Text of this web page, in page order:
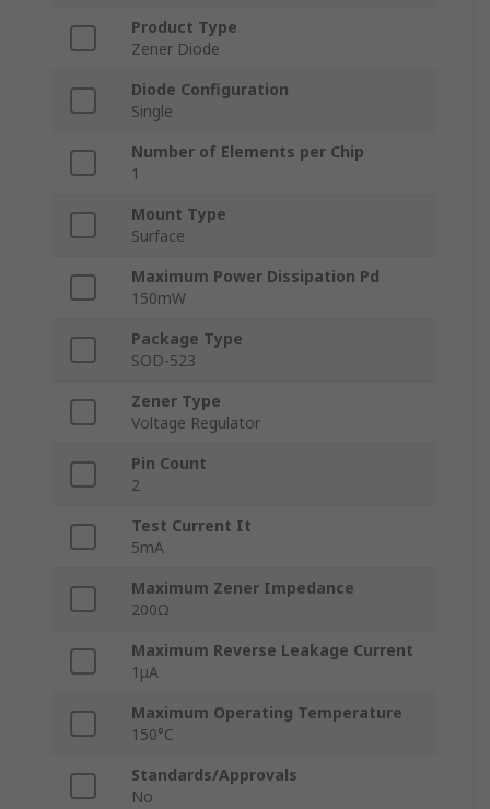
Product Type
Zener Diode
Diode Configuration
Single
Number of Elements per Chip
1
Mount Type
Surface
Maximum Power Dissipation Pd
150mW
Package Type
SOD-523
Zener Type
Voltage Regulator
Pin Count
2
Test Current It
5mA
Maximum Zener Impedance
200Ω
Maximum Reverse Leakage Current
1μA
Maximum Operating Temperature
150°C
Standards/Approvals
No